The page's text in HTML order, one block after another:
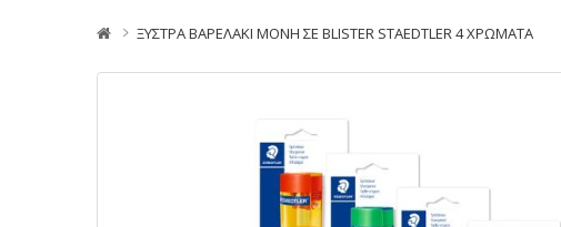
ΞΥΣΤΡΑ ΒΑΡΕΛΑΚΙ ΜΟΝΗ ΣΕ BLISTER STAEDTLER 4 ΧΡΩΜΑΤΑ